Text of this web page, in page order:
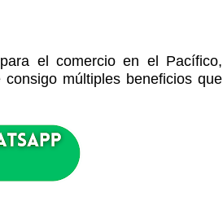
el comercio en el Pacífico,
múltiples beneficios que